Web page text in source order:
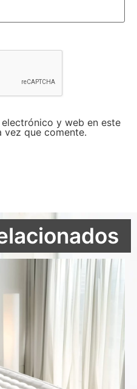
y web en este
vez que comente.